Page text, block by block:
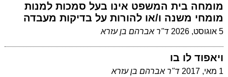
מומחה בית המשפט אינו בעל סמכות למנות
מומחי משנה ו/או להורות על בדיקות מעבדה
5 אוגוסט, 2026 ד"ר אברהם בן עזרא
ויאפוד לו בו
1 מאי, 2017 ד"ר אברהם בן עזרא